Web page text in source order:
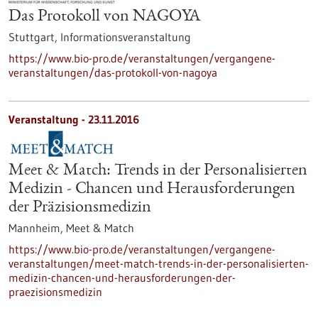
Das Protokoll von NAGOYA
Stuttgart, Informationsveranstaltung
https://www.bio-pro.de/veranstaltungen/vergangene-
veranstaltungen/das-protokoll-von-nagoya
Veranstaltung - 23.11.2016
Meet & Match: Trends in der Personalisierten
Medizin - Chancen und Herausforderungen
der Präzisionsmedizin
Mannheim, Meet & Match
https://www.bio-pro.de/veranstaltungen/vergangene-
veranstaltungen/meet-match-trends-in-der-personalisierten-
medizin-chancen-und-herausforderungen-der-
praezisionsmedizin